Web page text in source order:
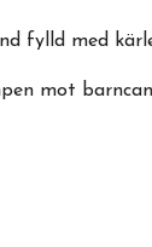
fylld med
mot